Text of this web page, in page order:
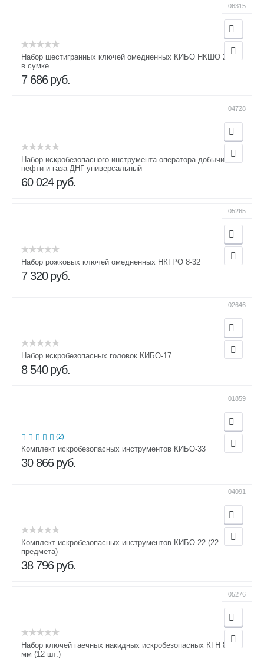
06315
Набор шестигранных ключей омедненных КИБО НКШО 2-14
в сумке
7 686 руб.
04728
Набор искробезопасного инструмента оператора добычи
нефти и газа ДНГ универсальный
60 024 руб.
05265
Набор рожковых ключей омедненных НКГРО 8-32
7 320 руб.
02646
Набор искробезопасных головок КИБО-17
8 540 руб.
01859
(2)
Комплект искробезопасных инструментов КИБО-33
30 866 руб.
04091
Комплект искробезопасных инструментов КИБО-22 (22
предмета)
38 796 руб.
05276
Набор ключей гаечных накидных искробезопасных КГН 8-46
мм (12 шт.)